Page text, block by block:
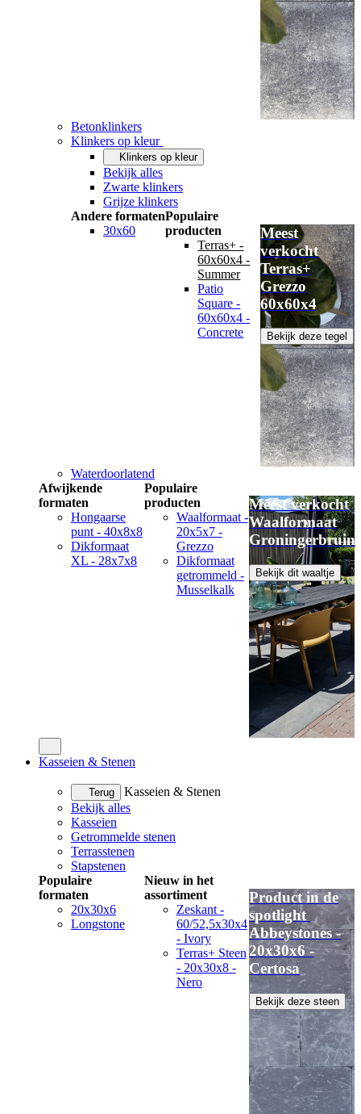
Betonklinkers
Klinkers op kleur
Klinkers op kleur
Bekijk alles
Zwarte klinkers
Grijze klinkers
Andere formaten
30x60
Populaire
producten
Terras+ -
60x60x4 -
Summer
Patio
Square -
60x60x4 -
Concrete
Meest
verkocht
Terras+
Grezzo
60x60x4
Bekijk deze tegel
Waterdoorlatend
Afwijkende
formaten
Hongaarse
punt - 40x8x8
Dikformaat
XL - 28x7x8
Populaire
producten
Waalformaat -
20x5x7 -
Grezzo
Dikformaat
getrommeld -
Musselkalk
Meest verkocht
Waalformaat
Groningerbruin
Bekijk dit waaltje
Kasseien & Stenen
Terug
Kasseien & Stenen
Bekijk alles
Kasseien
Getrommelde stenen
Terrasstenen
Stapstenen
Populaire
formaten
20x30x6
Longstone
Nieuw in het
assortiment
Zeskant -
60/52,5x30x4
- Ivory
Terras+ Steen
- 20x30x8 -
Nero
Product in de
spotlight
Abbeystones -
20x30x6 -
Certosa
Bekijk deze steen